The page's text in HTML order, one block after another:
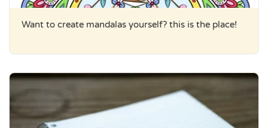
Want to create mandalas yourself? this is the place!